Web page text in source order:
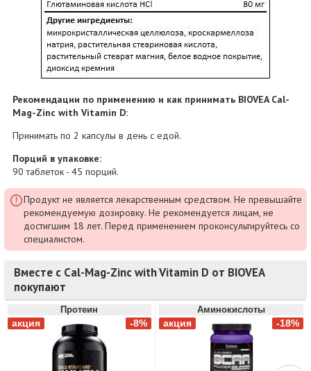
Рекомендации по применению и как принимать BIOVEA Cal-
Mag-Zinc with Vitamin D:
Принимать по 2 капсулы в день с едой.
Порций в упаковке:
90 таблеток - 45 порций.
Продукт не является лекарственным средством. Не превышайте
рекомендуемую дозировку. Не рекомендуется лицам, не
достигшим 18 лет. Перед применением проконсультируйтесь со
специалистом.
Вместе с Cal-Mag-Zinc with Vitamin D от BIOVEA
покупают
Протеин Аминокислоты